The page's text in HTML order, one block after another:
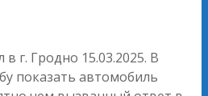
г. Гродно 15.03.2025. В
показать автомобиль